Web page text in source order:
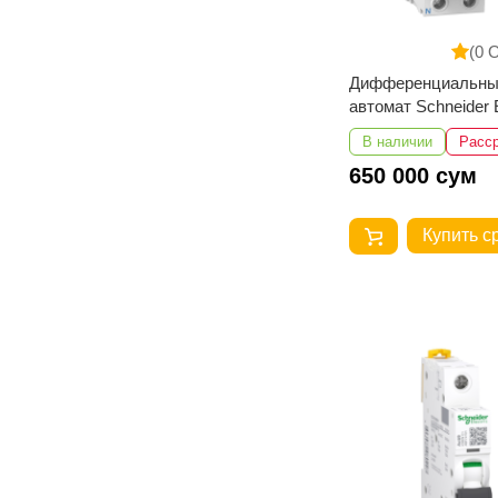
(0
автомат Schneider
A9R41225 Acti 9
25A 30mA AC-тип
В наличии
650 000 сум
Купить